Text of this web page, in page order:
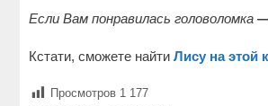
Если Вам понравилась головоломка
Кстати, сможете найти Лису на этой
Просмотров 1 177